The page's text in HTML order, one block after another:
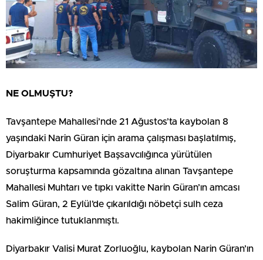
NE OLMUŞTU?
Tavşantepe Mahallesi’nde 21 Ağustos’ta kaybolan 8
yaşındaki Narin Güran için arama çalışması başlatılmış,
Diyarbakır Cumhuriyet Başsavcılığınca yürütülen
soruşturma kapsamında gözaltına alınan Tavşantepe
Mahallesi Muhtarı ve tıpkı vakitte Narin Güran’ın amcası
Salim Güran, 2 Eylül’de çıkarıldığı nöbetçi sulh ceza
hakimliğince tutuklanmıştı.
Diyarbakır Valisi Murat Zorluoğlu, kaybolan Narin Güran’ın